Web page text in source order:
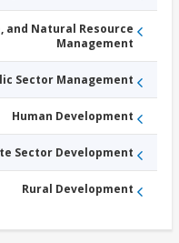
and Natural Resource
Management
Public Sector Management
Human Development
Private Sector Development
Rural Development